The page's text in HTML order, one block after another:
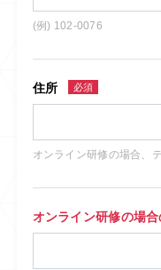
(例) 102-0076
住所 必須
オンライン研修の場合、
オンライン研修の場